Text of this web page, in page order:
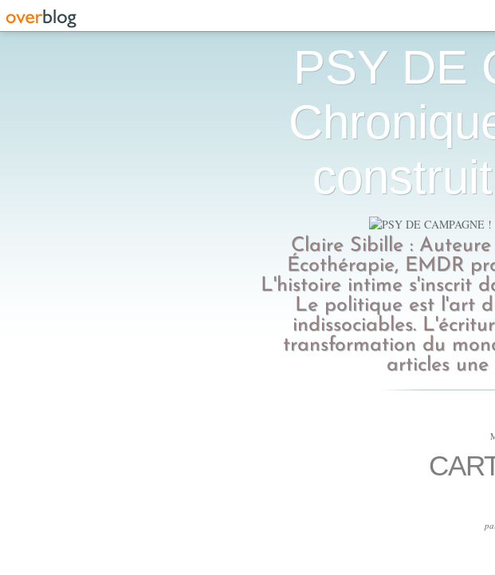
PSY DE
Claire Sibille :
Écothérapie, EMDR
L'histoire intime s'inscrit
Le politique est l'art
indissociables.
transformation du
articles